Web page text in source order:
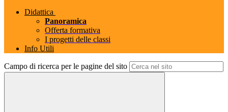
Didattica
Panoramica
Offerta formativa
I progetti delle classi
Info Utili
Campo di ricerca per le pagine del sito